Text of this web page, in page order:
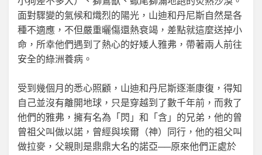
面對驟變的氣候和熾烈的陽光，山迪和丹尼斯自然是各
種不適應，不但嚴重曬傷還熱衰竭，差點就這麼送掉小
命，所幸他們遇到了熱心的好矮人雅弗，帶著兩人前往
安全的綠洲養病。
受到幾個月的悉心照顧，山迪和丹尼斯逐漸康復，得知
自己並沒有離開地球，只是穿越到了數千年前，而救了
他們的雅弗，擁有名為「閃」和「含」的兄弟，他的曾
曾祖父叫做以諾，曾經與埃爾（神）同行，他的祖父叫
做拉麥，父親則是鼎鼎大名的諾亞──原來他們正處於